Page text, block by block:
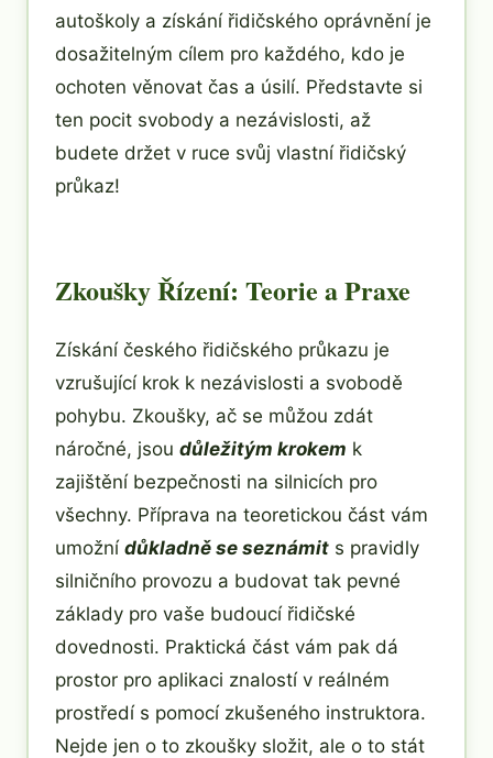
autoškoly a získání řidičského oprávnění je
dosažitelným cílem pro každého, kdo je
ochoten věnovat čas a úsilí. Představte si
ten pocit svobody a nezávislosti, až
budete držet v ruce svůj vlastní řidičský
průkaz!
Zkoušky Řízení: Teorie a Praxe
Získání českého řidičského průkazu je
vzrušující krok k nezávislosti a svobodě
pohybu. Zkoušky, ač se můžou zdát
náročné, jsou důležitým krokem k
zajištění bezpečnosti na silnicích pro
všechny. Příprava na teoretickou část vám
umožní důkladně se seznámit s pravidly
silničního provozu a budovat tak pevné
základy pro vaše budoucí řidičské
dovednosti. Praktická část vám pak dá
prostor pro aplikaci znalostí v reálném
prostředí s pomocí zkušeného instruktora.
Nejde jen o to zkoušky složit, ale o to stát